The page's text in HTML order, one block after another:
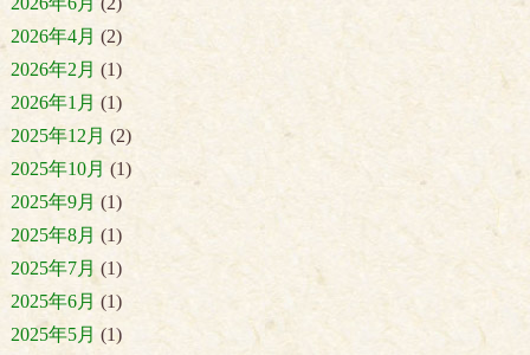
2026年4月 (2)
2026年2月 (1)
2026年1月 (1)
2025年12月 (2)
2025年10月 (1)
2025年9月 (1)
2025年8月 (1)
2025年7月 (1)
2025年6月 (1)
2025年5月 (1)